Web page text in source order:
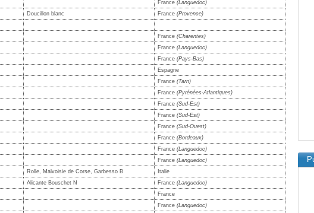
France (Languedoc)
Doucillon blanc France (Provence)
France (Charentes)
France (Languedoc)
France (Pays-Bas)
Espagne
France (Tarn)
France (Pyrénées-Atlantiques)
France (Sud-Est)
France (Sud-Est)
France (Sud-Ouest)
France (Bordeaux)
France (Languedoc)
France (Languedoc)
Rolle, Malvoisie de Corse, Garbesso B
Italie
Alicante Bouschet N France (Languedoc)
France
France (Languedoc)